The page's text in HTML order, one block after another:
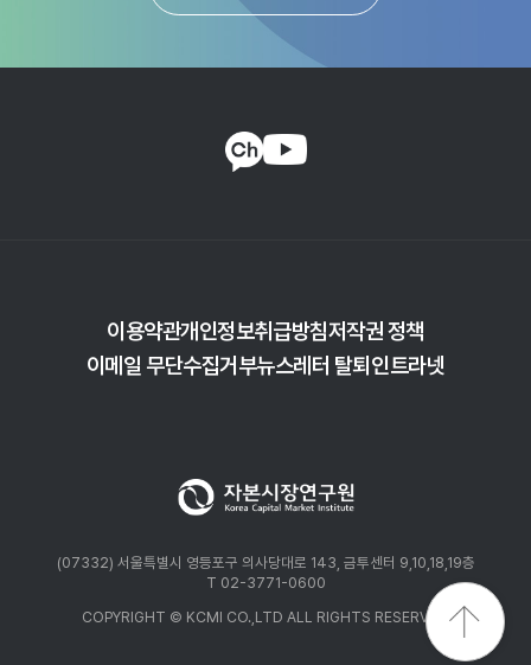
이처럼 수익성이 악화되는 가운데 차입금리까지 2배 가까이 상승함에
따라, 차입자의 상당수는 이자를 낼 수 없는 상황에 처했을 가능성이
고려하면 이자보상비율이 1에 미치지 못하는 기업의 비중은 더욱
펀드에는 일체의 현금유입이 발생하지 않으며, 대신 이자가 대출원금에
이용약관개인정보취급방침저작권 정책
이메일 무단수집거부뉴스레터 탈퇴 인트라넷
(07332) 서울특별시 영등포구 의사당대로 143, 금투센터 9,10,18,19층
T 02-3771-0600
COPYRIGHT © KCMI CO.,LTD ALL RIGHTS RESERVED.